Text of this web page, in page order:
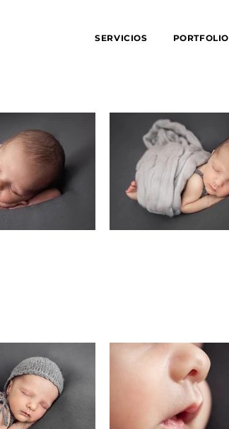
SERVICIOS PORTFOLIO